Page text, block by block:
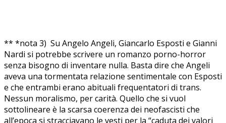
** *nota 3) Su Angelo Angeli, Giancarlo Esposti e Gianni
Nardi si potrebbe scrivere un romanzo porno-horror
senza bisogno di inventare nulla. Basta dire che Angeli
aveva una tormentata relazione sentimentale con Esposti
e che entrambi erano abituali frequentatori di trans.
Nessun moralismo, per carità. Quello che si vuol
sottolineare è la scarsa coerenza dei neofascisti che
all’epoca si stracciavano le vesti per la “caduta dei valori